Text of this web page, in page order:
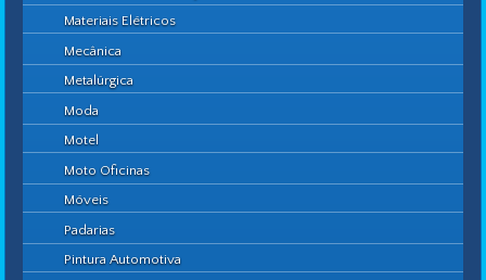
Materiais Elétricos
Mecânica
Metalúrgica
Moda
Motel
Moto Oficinas
Móveis
Padarias
Pintura Automotiva